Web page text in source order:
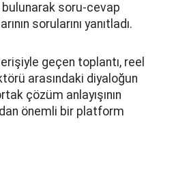
soru-cevap
sorularını yanıtladı.
geçen toplantı, reel
arasındaki diyaloğun
çözüm anlayışının
önemli bir platform